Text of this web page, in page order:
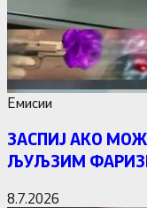
Емисии
ЗАСПИЈ АКО
ЉУЉЗИМ
8.7.2026